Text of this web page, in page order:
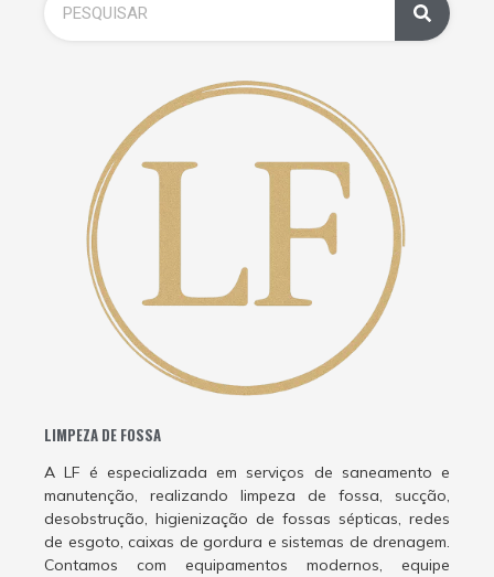
LIMPEZA DE FOSSA
A LF é especializada em serviços de saneamento e
manutenção, realizando limpeza de fossa, sucção,
desobstrução, higienização de fossas sépticas, redes
de esgoto, caixas de gordura e sistemas de drenagem.
Contamos com equipamentos modernos, equipe